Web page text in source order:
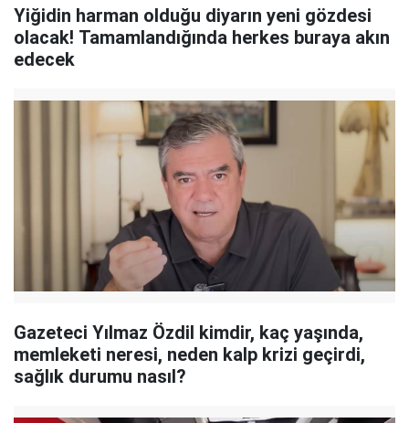
Yiğidin harman olduğu diyarın yeni gözdesi
olacak! Tamamlandığında herkes buraya akın
edecek
Gazeteci Yılmaz Özdil kimdir, kaç yaşında,
memleketi neresi, neden kalp krizi geçirdi,
sağlık durumu nasıl?